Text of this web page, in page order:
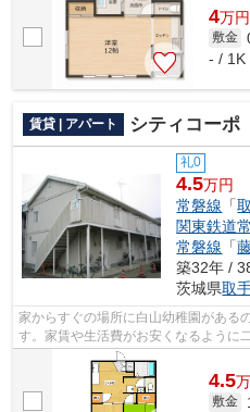
4万円
敷金
- / 1K
賃貸 | アパート シティコーポ
礼0
4.5万円
常磐線 「
関東鉄道
常磐線 「
築32年 /
茨城県取
家からすぐの場所に白山幼稚園がある
す。家賃や生活費がお安くなるように
時間を大事にしたい方にオススメの2DK
4.5万
敷金